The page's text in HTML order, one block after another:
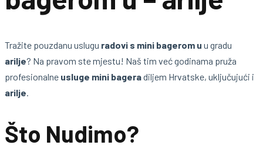
Tražite pouzdanu uslugu radovi s mini bagerom u u gradu
arilje? Na pravom ste mjestu! Naš tim već godinama pruža
profesionalne usluge mini bageradiljem Hrvatske, uključujući i
arilje
Što Nudimo?